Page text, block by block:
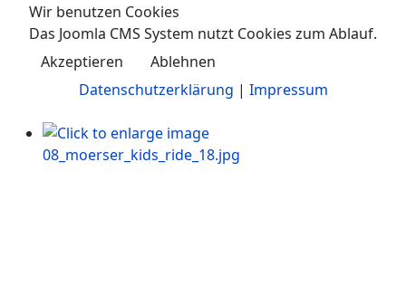
Wir benutzen Cookies
Das Joomla CMS System nutzt Cookies zum Ablauf.
Akzeptieren
Ablehnen
Datenschutzerklärung | Impressum